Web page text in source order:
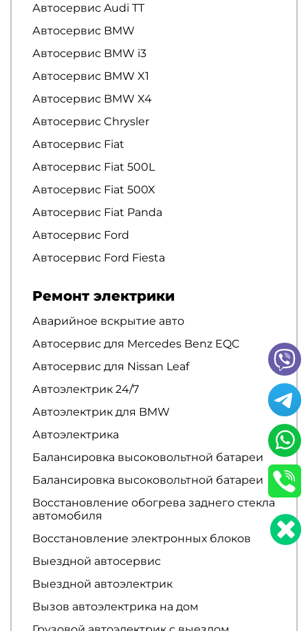
Автосервис Audi TT
Автосервис BMW
Автосервис BMW i3
Автосервис BMW X1
Автосервис BMW X4
Автосервис Chrysler
Автосервис Fiat
Автосервис Fiat 500L
Автосервис Fiat 500X
Автосервис Fiat Panda
Автосервис Ford
Автосервис Ford Fiesta
Ремонт электрики
Аварийное вскрытие авто
Автосервис для Mercedes Benz EQC
Автосервис для Nissan Leaf
Автоэлектрик 24/7
Автоэлектрик для BMW
Автоэлектрика
Балансировка высоковольтной батареи
Балансировка высоковольтной батареи
Восстановление обогрева заднего стекла
автомобиля
Восстановление электронных блоков
Выездной автосервис
Выездной автоэлектрик
Вызов автоэлектрика на дом